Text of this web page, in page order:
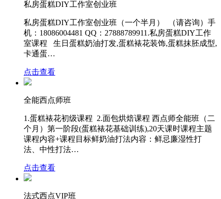
私房蛋糕DIY工作室创业班
私房蛋糕DIY工作室创业班（一个半月） （请咨询）手
机：18086004481 QQ：27888789911.私房蛋糕DIY工作
室课程 生日蛋糕奶油打发,蛋糕裱花装饰,蛋糕抹胚成型,
卡通蛋…
点击查看
全能西点师班
1.蛋糕裱花初级课程 2.面包烘焙课程 西点师全能班（二
个月）第一阶段(蛋糕裱花基础训练),20天课时课程主题
课程内容+课程目标鲜奶油打法内容：鲜忌廉湿性打
法、中性打法…
点击查看
法式西点VIP班